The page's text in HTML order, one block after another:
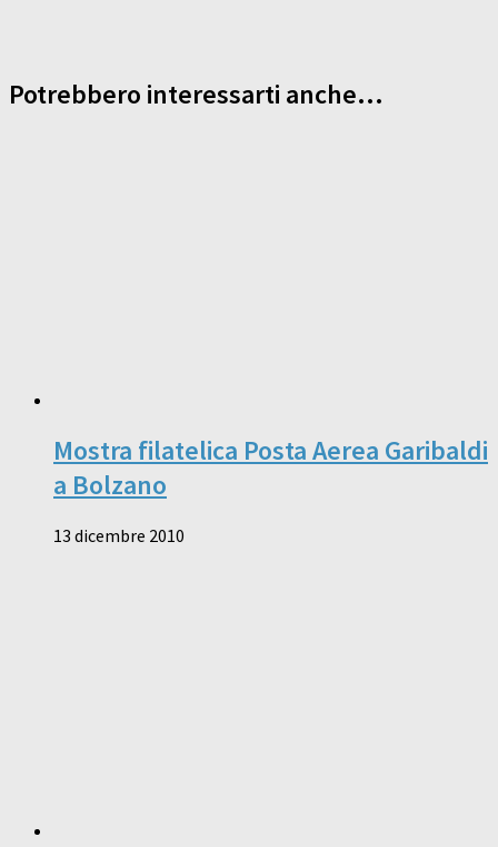
Potrebbero interessarti anche...
Mostra filatelica Posta Aerea Garibaldi
a Bolzano
13 dicembre 2010